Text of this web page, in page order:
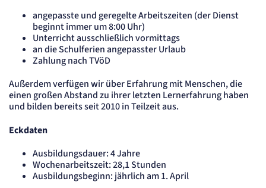
angepasste und geregelte Arbeitszeiten (der Dienst
beginnt immer um 8:00 Uhr)
Unterricht ausschließlich vormittags
an die Schulferien angepasster Urlaub
Zahlung nach TVöD
Außerdem verfügen wir über Erfahrung mit Menschen, die
einen großen Abstand zu ihrer letzten Lernerfahrung haben
und bilden bereits seit 2010 in Teilzeit aus.
Eckdaten
Ausbildungsdauer: 4 Jahre
Wochenarbeitszeit: 28,1 Stunden
Ausbildungsbeginn: jährlich am 1. April
cookie_consent
Zweck:
Speichert den Zustimmungsstatus des Benutzers für Cookies auf der aktuellen
Domäne.
Cookie Laufzeit:
1 Jahr
STATISTIK
Statistik Cookies erfassen Informationen
zu verstehen, wie unsere Besucher unsere
Website nutzen.
Matelso Telefontracking